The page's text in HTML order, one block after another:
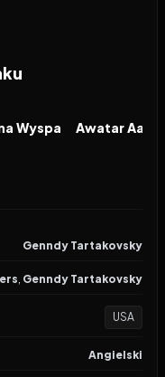
Wyspa FILM
Genndy Tartakovsky
, Genndy Tartakovsky
USA
Angielski